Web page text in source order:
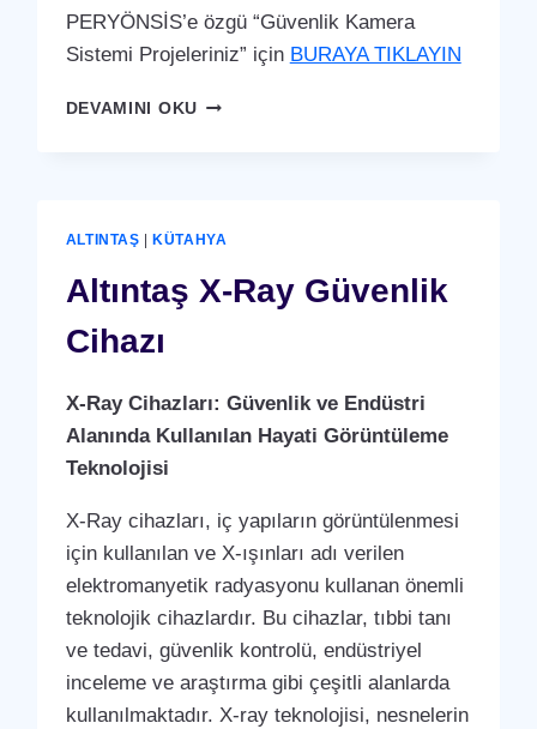
PERYÖNSİS’e özgü “Güvenlik Kamera
Sistemi Projeleriniz” için BURAYA TIKLAYIN
DEVAMINI OKUALTINTAŞ
ALTINTAŞ KÜTAHYA
Altıntaş X-Ray Güvenlik
Cihazı
X-Ray Cihazları: Güvenlik ve Endüstri
Alanında Kullanılan Hayati Görüntüleme
Teknolojisi
X-Ray cihazları, iç yapıların görüntülenmesi
için kullanılan ve X-ışınları adı verilen
elektromanyetik radyasyonu kullanan önemli
teknolojik cihazlardır. Bu cihazlar, tıbbi tanı
ve tedavi, güvenlik kontrolü, endüstriyel
inceleme ve araştırma gibi çeşitli alanlarda
kullanılmaktadır. X-ray teknolojisi, nesnelerin